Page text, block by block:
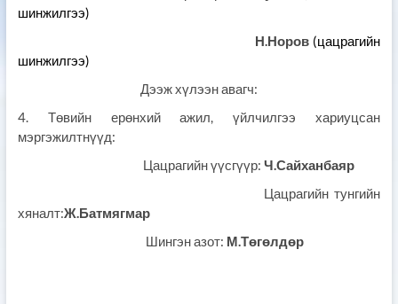
шинжилгээ)
Н.Норов (цацрагийн
шинжилгээ)
Дээж хүлээн авагч:
4. Төвийн ерөнхий ажил, үйлчилгээ хариуцсан
мэргэжилтнүүд:
Цацрагийн үүсгүүр: Ч.Сайханбаяр
Цацрагийн тунгийн
хяналт:Ж.Батмягмар
Шингэн азот: М.Төгөлдөр